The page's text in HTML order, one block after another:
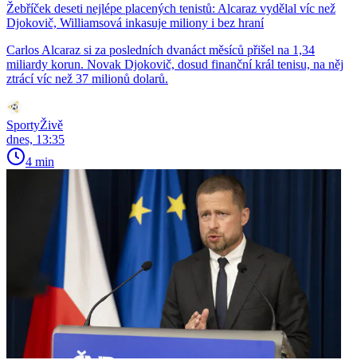
Žebříček deseti nejlépe placených tenistů: Alcaraz vydělal víc než
Djokovič, Williamsová inkasuje miliony i bez hraní
Carlos Alcaraz si za posledních dvanáct měsíců přišel na 1,34
miliardy korun. Novak Djokovič, dosud finanční král tenisu, na něj
ztrácí víc než 37 milionů dolarů.
SportyŽivě
dnes, 13:35
4 min